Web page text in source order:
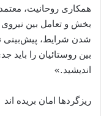
همکاری روحانیت،
بخش و تعامل بین نیروی
شدن شرایط، پیش‌بینی
بین روستائیان را باید
اندیشید.»
ریزگردها امان بریده اند